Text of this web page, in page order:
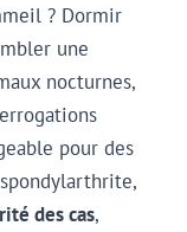
? Dormir
une
nocturnes,
pour des
des cas,